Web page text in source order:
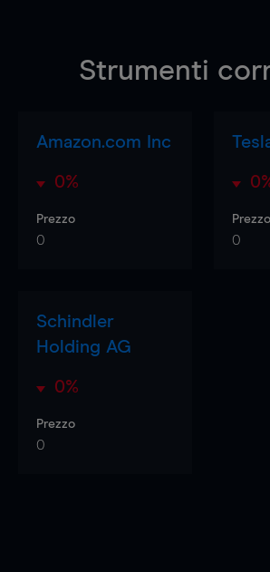
Strumenti
Amazon.com Inc
0%
Prezzo
0
Prezzo
0
Schindler
Holding AG
0%
Prezzo
0